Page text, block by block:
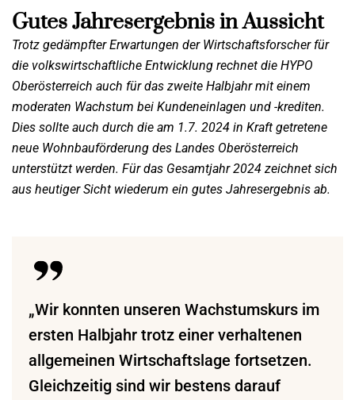
Gutes Jahresergebnis in Aussicht
Trotz gedämpfter Erwartungen der Wirtschaftsforscher für
die volkswirtschaftliche Entwicklung rechnet die HYPO
Oberösterreich auch für das zweite Halbjahr mit einem
moderaten Wachstum bei Kundeneinlagen und -krediten.
Dies sollte auch durch die am 1.7. 2024 in Kraft getretene
neue Wohnbauförderung des Landes Oberösterreich
unterstützt werden. Für das Gesamtjahr2024 zeichnet sich
aus heutiger Sicht wiederum ein gutes Jahresergebnis ab.
„Wir konnten unseren Wachstumskurs im
ersten Halbjahr trotz einer verhaltenen
allgemeinen Wirtschaftslage fortsetzen.
Gleichzeitig sind wir bestens darauf